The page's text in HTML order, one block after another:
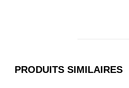
PRODUITS SIMILAIRES